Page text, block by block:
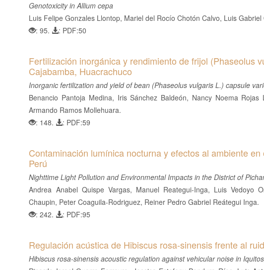
Genotoxicity in Allium cepa
Luis Felipe Gonzales Llontop, Mariel del Rocío Chotón Calvo, Luis
: 95.
: PDF:50
Fertilización inorgánica y rendimiento de frijol (Phaseolus
Cajabamba, Huacrachuco
Inorganic fertilization and yield of bean (Phaseolus vulgaris L.) capsule
Benancio Pantoja Medina, Iris Sánchez Baldeón, Nancy Noema
Armando Ramos Mollehuara.
: 148.
: PDF:59
Contaminación lumínica nocturna y efectos al ambiente
Perú
Nighttime Light Pollution and Environmental Impacts in the District of
Andrea Anabel Quispe Vargas, Manuel Reategui-Inga, Luis Vedoyo
Chaupin, Peter Coaguila-Rodriguez, Reiner Pedro Gabriel Reátegui Inga.
: 242.
: PDF:95
Regulación acústica de Hibiscus rosa-sinensis frente al
Hibiscus rosa-sinensis acoustic regulation against vehicular noise in